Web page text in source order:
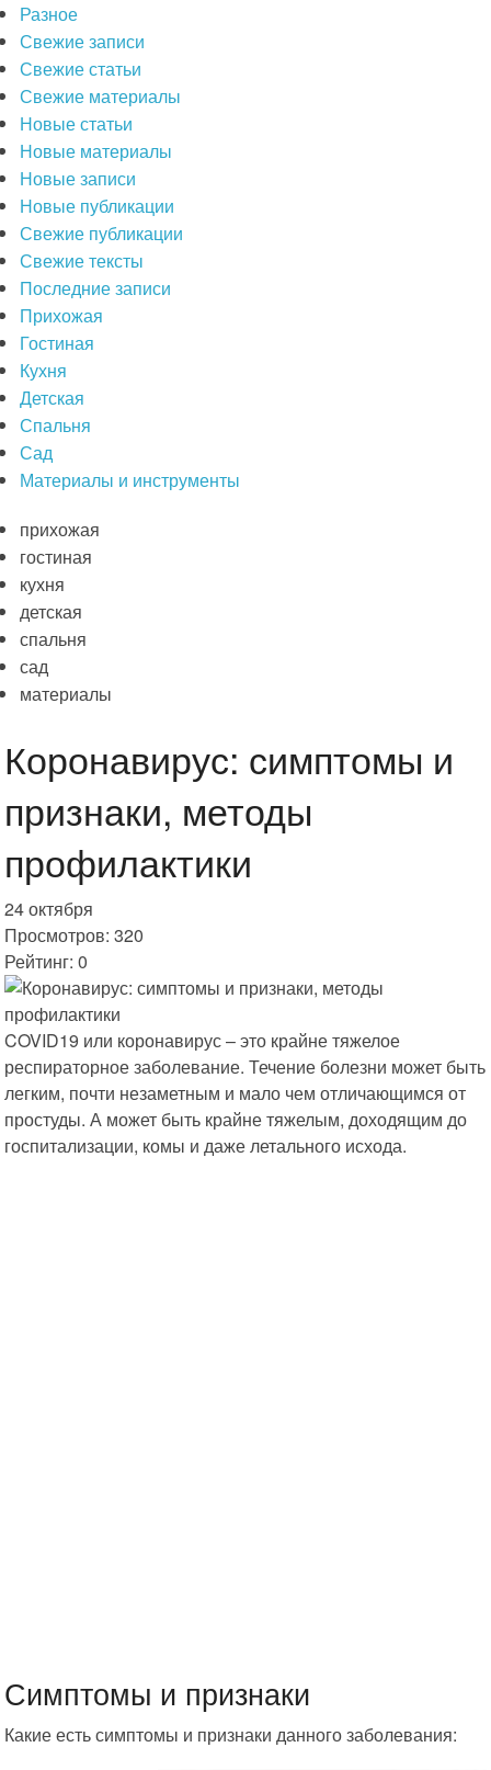
Разное
Свежие записи
Свежие статьи
Свежие материалы
Новые статьи
Новые материалы
Новые записи
Новые публикации
Свежие публикации
Свежие тексты
Последние записи
Прихожая
Гостиная
Кухня
Детская
Спальня
Сад
Материалы и инструменты
прихожая
гостиная
кухня
детская
спальня
сад
материалы
Коронавирус: симптомы и
признаки, методы
профилактики
24 октября
Просмотров: 320
Рейтинг: 0
COVID19 или коронавирус – это крайне тяжелое
респираторное заболевание. Течение болезни может быть
легким, почти незаметным и мало чем отличающимся от
простуды. А может быть крайне тяжелым, доходящим до
госпитализации, комы и даже летального исхода.
Симптомы и признаки
Какие есть симптомы и признаки данного заболевания: